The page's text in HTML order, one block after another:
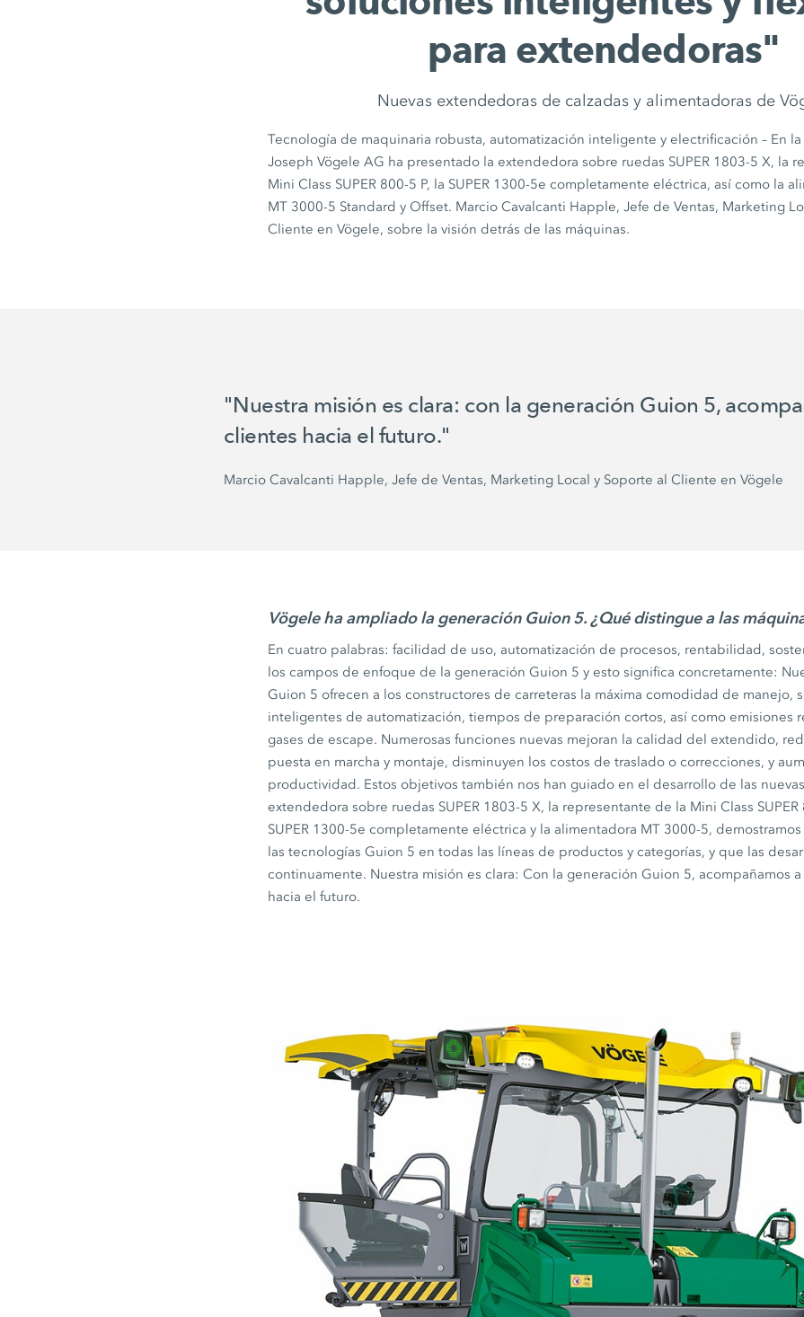
para extendedoras"
Nuevas extendedoras de calzadas y alimentadoras de
Tecnología de maquinaria robusta, automatización inteligente y electrificación – En la
Joseph Vögele AG ha presentado la extendedora sobre ruedas SUPER 1803-5 X, la
Mini Class SUPER 800-5 P, la SUPER 1300-5e completamente eléctrica, así como la
MT 3000-5 Standard y Offset. Marcio Cavalcanti Happle, Jefe de Ventas, Marketing
Cliente en Vögele, sobre la visión detrás de las máquinas.
"Nuestra misión es clara: con la generación Guion 5,
clientes hacia el futuro."
Marcio Cavalcanti Happle, Jefe de Ventas, Marketing Local y Soporte al Cliente en Vögele
Vögele ha ampliado la generación Guion 5. ¿Qué distingue a las
En cuatro palabras: facilidad de uso, automatización de procesos, rentabilidad,
los campos de enfoque de la generaciónGuion 5 y esto significa concretamente:
Guion 5 ofrecen a los constructores de carreteras la máxima comodidad de manejo,
inteligentes de automatización, tiempos de preparación cortos, así como emisiones
gases de escape. Numerosas funciones nuevas mejoran la calidad del extendido,
puesta en marcha y montaje, disminuyen los costos de traslado o correcciones, y
productividad. Estos objetivos también nos han guiado en el desarrollo de las
extendedora sobre ruedas SUPER 1803-5 X, la representante de la Mini Class
SUPER 1300-5e completamente eléctrica y la alimentadora MT 3000-5,
las tecnologíasGuion 5 en todas las líneas de productos y categorías, y que las
continuamente. Nuestra misión es clara: Con la generaciónGuion 5, acompañamos
hacia el futuro.